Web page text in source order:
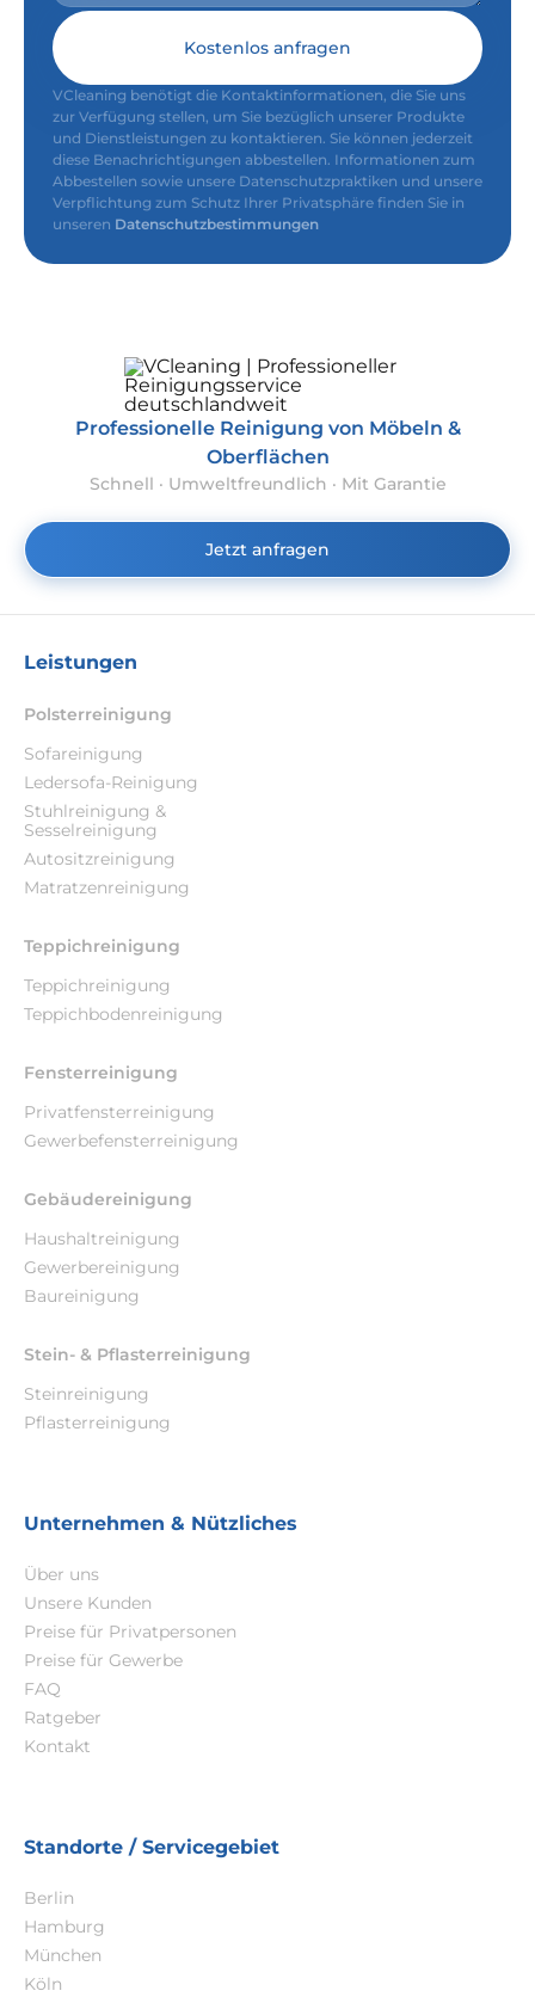
Kostenlos anfragen
VCleaning benötigt die Kontaktinformationen, die Sie uns
zur Verfügung stellen, um Sie bezüglich unserer Produkte
und Dienstleistungen zu kontaktieren. Sie können jederzeit
diese Benachrichtigungen abbestellen. Informationen zum
Abbestellen sowie unsere Datenschutzpraktiken und unsere
Verpflichtung zum Schutz Ihrer Privatsphäre finden Sie in
unseren Datenschutzbestimmungen
Professionelle Reinigung von Möbeln &
Oberflächen
Schnell · Umweltfreundlich · Mit Garantie
Jetzt anfragen
Leistungen
Polsterreinigung
Sofareinigung
Ledersofa-Reinigung
Stuhlreinigung &
Sesselreinigung
Autositzreinigung
Matratzenreinigung
Teppichreinigung
Teppichreinigung
Teppichbodenreinigung
Fensterreinigung
Privatfensterreinigung
Gewerbefensterreinigung
Gebäudereinigung
Haushaltreinigung
Gewerbereinigung
Baureinigung
Stein- & Pflasterreinigung
Steinreinigung
Pflasterreinigung
Unternehmen & Nützliches
Über uns
Unsere Kunden
Preise für Privatpersonen
Preise für Gewerbe
FAQ
Ratgeber
Kontakt
Standorte / Servicegebiet
Berlin
Hamburg
München
Köln